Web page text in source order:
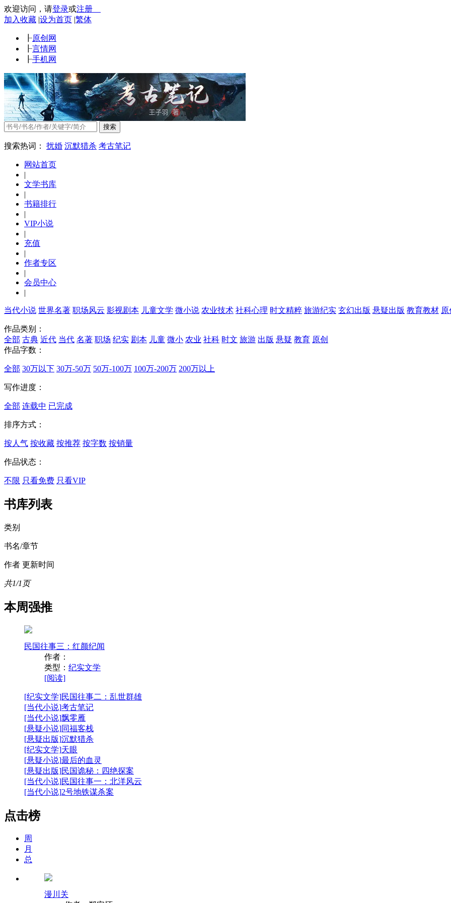
欢迎访问 ， 请登录或注册
加入收藏 |设为首页 |繁体
┠原创网
┠言情网
┠手机网
搜索
搜索热词： 扰婚 沉默猎杀 考古笔记
网站首页
|
文学书库
|
书籍排行
|
VIP小说
|
充值
|
作者专区
|
会员中心
|
当代小说 世界名著 职场风云 影视剧本 儿童文学 微小说 农业技术 社科心理 时文精粹 旅游纪实 玄幻出版 悬疑出版 教育教材
作品类别：
全部 古典 近代 当代 名著 职场 纪实 剧本 儿童 微小 农业 社科 时文 旅游 出版 悬疑 教育 原创
作品字数：
全部 30万以下 30万-50万 50万-100万 100万-200万 200万以上
写作进度：
全部 连载中 已完成
排序方式：
按人气 按收藏 按推荐 按字数 按销量
作品状态：
不限 只看免费 只看VIP
书库列表
类别
书名/章节
作者 更新时间
共1/1页
本周强推
民国往事三：红颜纪闻
作者：
类型： 纪实文学
[阅读]
[纪实文学]民国往事二：乱世群雄
[当代小说]考古笔记
[当代小说]飘零雁
[悬疑小说]同福客栈
[悬疑出版]沉默猎杀
[纪实文学]天眼
[悬疑小说]最后的血灵
[悬疑出版]民国诡秘：四绝探案
[当代小说]民国往事一：北洋风云
[当代小说]2号地铁谋杀案
点击榜
周
月
总
漫川关